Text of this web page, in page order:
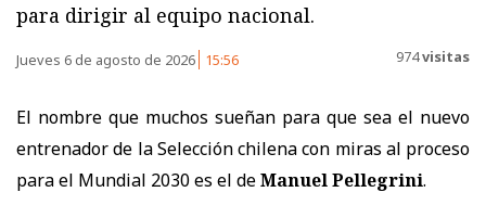
para dirigir al equipo nacional.
Jueves 6 de agosto de 2026 15:56 974visitas
El nombre que muchos sueñan para que sea el nuevo
entrenador de la Selección chilena con miras al proceso
para el Mundial 2030 es el deManuel Pellegrini.